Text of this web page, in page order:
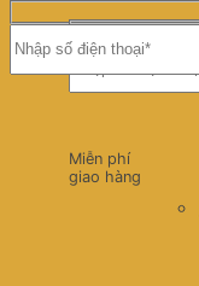
Miễn phí
giao hàng